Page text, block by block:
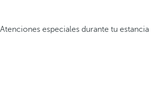
Atenciones especiales durante tu estancia